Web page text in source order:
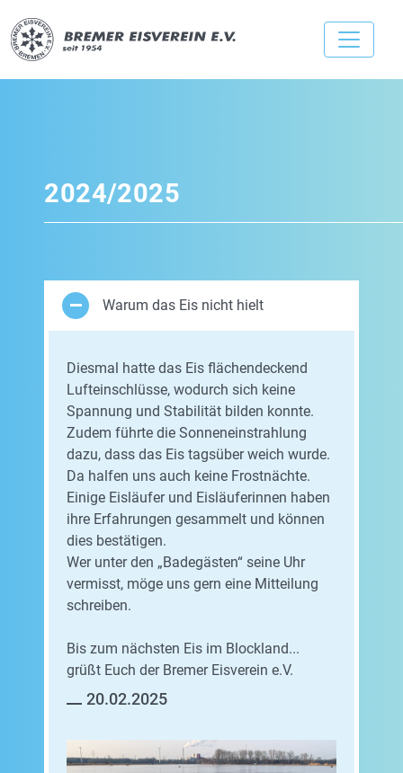
2024/2025
Warum das Eis nicht hielt
Diesmal hatte das Eis flächendeckend
Lufteinschlüsse, wodurch sich keine
Spannung und Stabilität bilden konnte.
Zudem führte die Sonneneinstrahlung
dazu, dass das Eis tagsüber weich wurde.
Da halfen uns auch keine Frostnächte.
Einige Eisläufer und Eisläuferinnen haben
ihre Erfahrungen gesammelt und können
dies bestätigen.
Wer unter den „Badegästen“ seine Uhr
vermisst, möge uns gern eine Mitteilung
schreiben.
Bis zum nächsten Eis im Blockland...
grüßt Euch der Bremer Eisverein e.V.
20.02.2025